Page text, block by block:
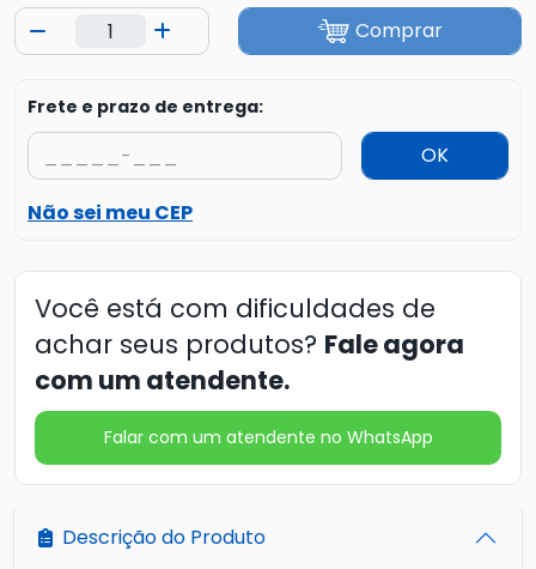
Comprar
Frete e prazo de entrega:
OK
Não sei meu CEP
Você está com dificuldades de
achar seus produtos? Fale agora
com um atendente.
Falar com um atendente no WhatsApp
Descrição do Produto